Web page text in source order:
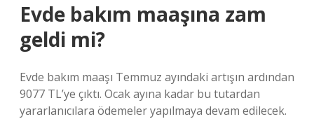
Evde bakım maaşına zam
geldi mi?
Evde bakım maaşı Temmuz ayındaki artışın ardından
9077 TL’ye çıktı. Ocak ayına kadar bu tutardan
yararlanıcılara ödemeler yapılmaya devam edilecek.